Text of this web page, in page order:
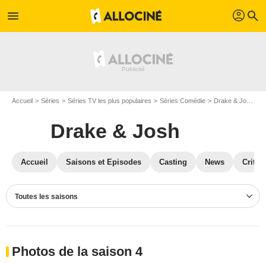
menu profil search
Accueil Séries Séries TV les plus populaires Séries Comédie Drake & Josh
Drake & Josh
Accueil Saisons et Episodes Casting News
Toutes les saisons
Photos de la saison 4